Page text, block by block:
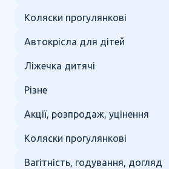
Коляски прогулянкові
Автокрісла для дітей
Ліжечка дитячі
Різне
Акції, розпродаж, уцінення
Коляски прогулянкові
Вагітність, годування, догляд